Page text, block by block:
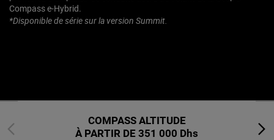
Compass e-Hybrid.
*Disponible de série sur la version Summit.
Previous
COMPASS ALTITUDE
À PARTIR DE351 000 Dhs
Next